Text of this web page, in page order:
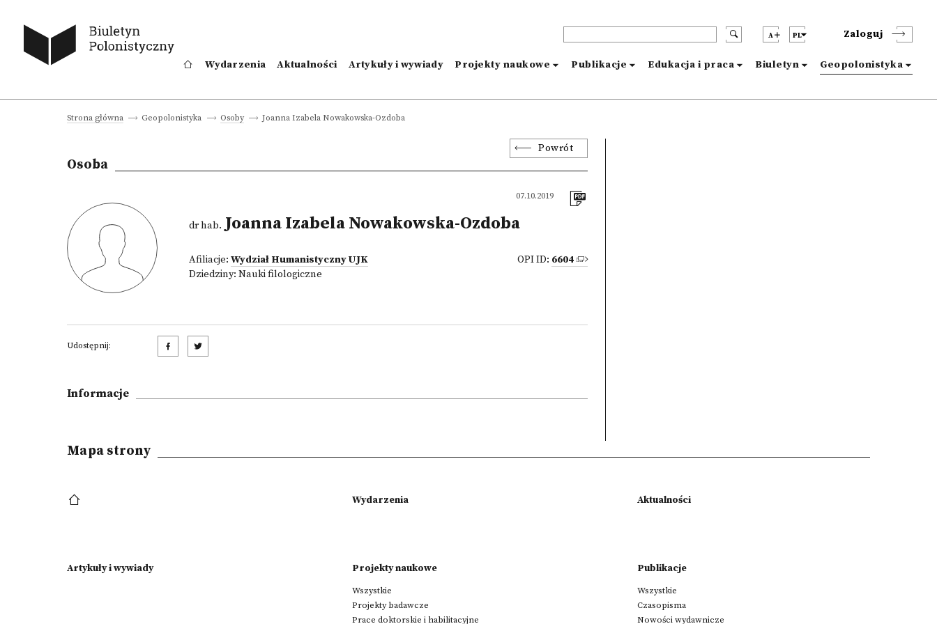
A PL Zaloguj
Wydarzenia Aktualności Artykuły i wywiady Projekty naukowe Publikacje Edukacja i praca Biuletyn Geopolonistyka
Strona główna Geopolonistyka Osoby Joanna Izabela Nowakowska-Ozdoba
Powrót
Osoba
07.10.2019
dr hab. Joanna Izabela Nowakowska-Ozdoba
Afiliacje: Wydział Humanistyczny UJK
Dziedziny: Nauki filologiczne
OPI ID: 6604
Udostępnij:
Informacje
Mapa strony
Wydarzenia Aktualności
Artykuły i wywiady Projekty naukowe
Wszystkie
Projekty badawcze
Prace doktorskie i habilitacyjne
Publikacje
Wszystkie
Czasopisma
Nowości wydawnicze